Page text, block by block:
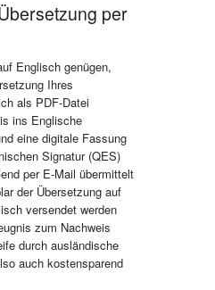
per
Englisch genügen,
Ihres
als PDF-Datei
ins Englische
eine digitale Fassung
Signatur (QES)
per E-Mail übermittelt
der Übersetzung auf
versendet werden
zum Nachweis
durch ausländische
auch kostensparend